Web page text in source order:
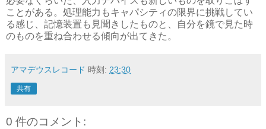
ことがある。処理能力もキャパシティの限界に挑戦してい
る感じ、記憶装置も見聞きしたものと、自分を鏡で見た時
のものを重ね合わせる傾向が出てきた。
アマデウスレコード 時刻: 23:30
共有
0 件のコメント: